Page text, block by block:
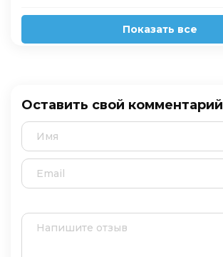
Показать все
Оставить свой комментарий